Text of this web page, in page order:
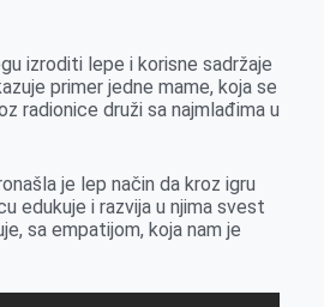
izroditi lepe i korisne sadržaje
primer jedne mame, koja se
radionice druži sa najmlađima u
je lep način da kroz igru
edukuje i razvija u njima svest
sa empatijom, koja nam je